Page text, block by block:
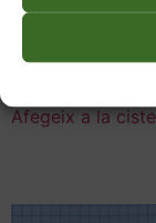
Llavors
3,30€
Afegeix a la